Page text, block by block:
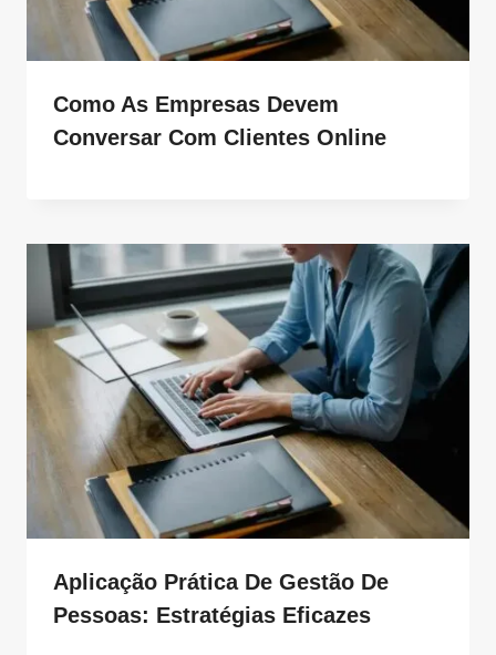
Como As Empresas Devem
Conversar Com Clientes Online
Aplicação Prática De Gestão De
Pessoas: Estratégias Eficazes